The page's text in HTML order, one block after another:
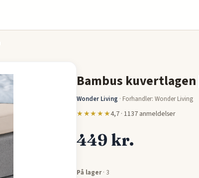
Bambus kuvertlagen
Wonder Living · Forhandler: Wonder Living
★★★★★4,7 · 1137 anmeldelser
449 kr.
På lager· 3